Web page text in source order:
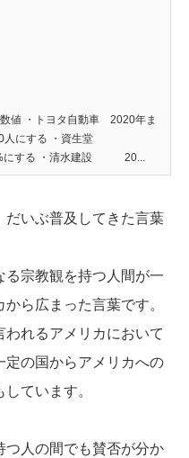
値 ・トヨタ自動車 2020年ま
500人にする ・資生堂
にする ・清水建設 20...
だいぶ普及してきた言葉
る宗教観を持つ人間が一
ら広まった言葉です。
れるアメリカにおいて
定の国からアメリカへの
ています。
つ人の間でも賛否が分か